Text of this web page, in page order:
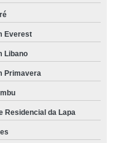
Everest
Libano
Primavera
Residencial da Lapa